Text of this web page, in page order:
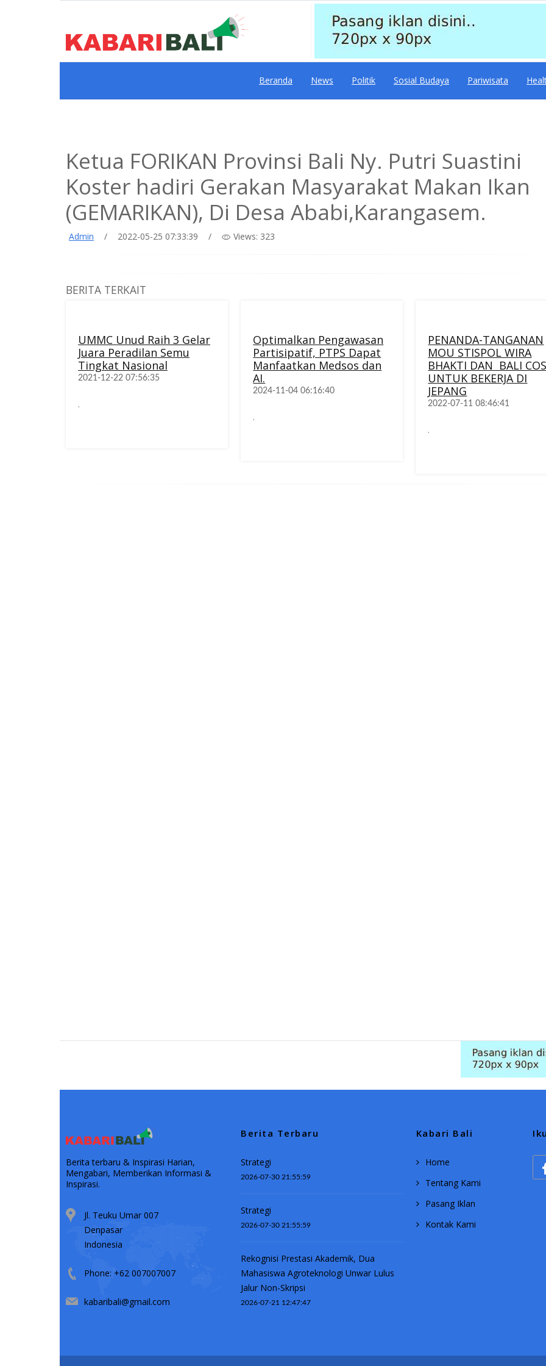
Beranda News Politik Sosial Budaya Pariwisata
Ketua FORIKAN Provinsi Bali Ny. Putri Suastini
Koster hadiri Gerakan Masyarakat Makan Ikan
(GEMARIKAN), Di Desa Ababi,Karangasem.
Admin / 2022-05-25 07:33:39 / Views: 323
BERITA TERKAIT
UMMC Unud Raih 3 Gelar
Juara Peradilan Semu
Tingkat Nasional
2021-12-22 07:56:35
.
Optimalkan Pengawasan
Partisipatif, PTPS Dapat
Manfaatkan Medsos dan
AI.
2024-11-04 06:16:40
.
PENANDA-TANGANAN
MOU STISPOL WIRA
BHAKTI DAN BALI
UNTUK BEKERJA DI
JEPANG
2022-07-11 08:46:41
.
Berita terbaru & Inspirasi Harian,
Mengabari, Memberikan Informasi &
Inspirasi.
Jl. Teuku Umar 007
Denpasar
Indonesia
Phone: +62 007007007
kabaribali@gmail.com
Berita Terbaru
Strategi
2026-07-30 21:55:59
Strategi
2026-07-30 21:55:59
Rekognisi Prestasi Akademik, Dua
Mahasiswa Agroteknologi Unwar Lulus
Jalur Non-Skripsi
2026-07-21 12:47:47
Kabari Bali
Home
Tentang Kami
Pasang Iklan
Kontak Kami